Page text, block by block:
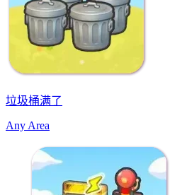
垃圾桶满了
Any Area